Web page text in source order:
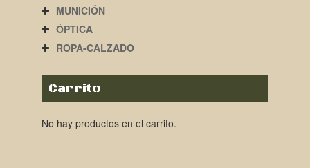
MUNICIÓN
ÓPTICA
ROPA-CALZADO
Carrito
No hay productos en el carrito.